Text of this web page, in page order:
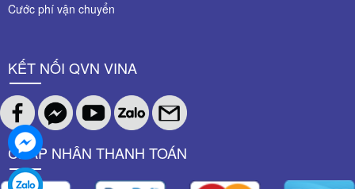
Cước phí vận chuyển
KẾT NỐI QVN VINA
CHẤP NHÂN THANH TOÁN